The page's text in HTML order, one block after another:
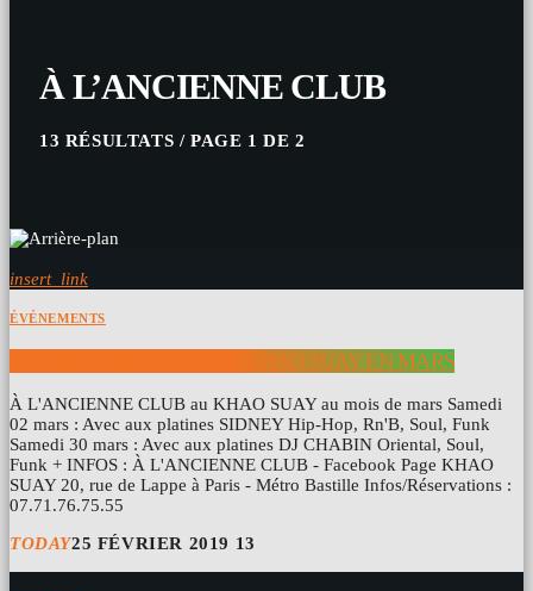
À L’ANCIENNE CLUB
13 RÉSULTATS / PAGE 1 DE 2
insert_link
ÉVÉNEMENTS
À L’ANCIENNE CLUB AU KHAO SUAY EN MARS
À L'ANCIENNE CLUB au KHAO SUAY au mois de mars Samedi
02 mars : Avec aux platines SIDNEY Hip-Hop, Rn'B, Soul, Funk
Samedi 30 mars : Avec aux platines DJ CHABIN Oriental, Soul,
Funk + INFOS : À L'ANCIENNE CLUB - Facebook Page KHAO
SUAY 20, rue de Lappe à Paris - Métro Bastille Infos/Réservations :
07.71.76.75.55
TODAY25 FÉVRIER 2019 13